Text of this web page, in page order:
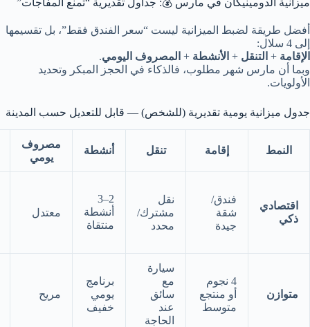
ميزانية الدومينيكان في مارس 💰: جداول تقديرية “تمنع المفاجآت”
أفضل طريقة لضبط الميزانية ليست “سعر الفندق فقط”، بل تقسيمها
إلى 4 سلال:
الإقامة + التنقل + الأنشطة + المصروف اليومي.
وبما أن مارس شهر مطلوب، فالذكاء في الحجز المبكر وتحديد
الأولويات.
جدول ميزانية يومية تقديرية (للشخص) — قابل للتعديل حسب المدينة
النمط إقامة تنقل أنشطة
مصروف
يومي
اقتصادي
ذكي
فندق/
شقة
جيدة
نقل
مشترك/
محدد
2–3
أنشطة
منتقاة
معتدل
متوازن
4 نجوم
أو منتجع
متوسط
سيارة
مع
سائق
عند
الحاجة
برنامج
يومي
خفيف
مريح